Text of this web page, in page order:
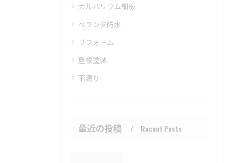
ガルバリウム鋼板
ベランダ防水
リフォーム
屋根塗装
雨漏り
最近の投稿 Recent Posts